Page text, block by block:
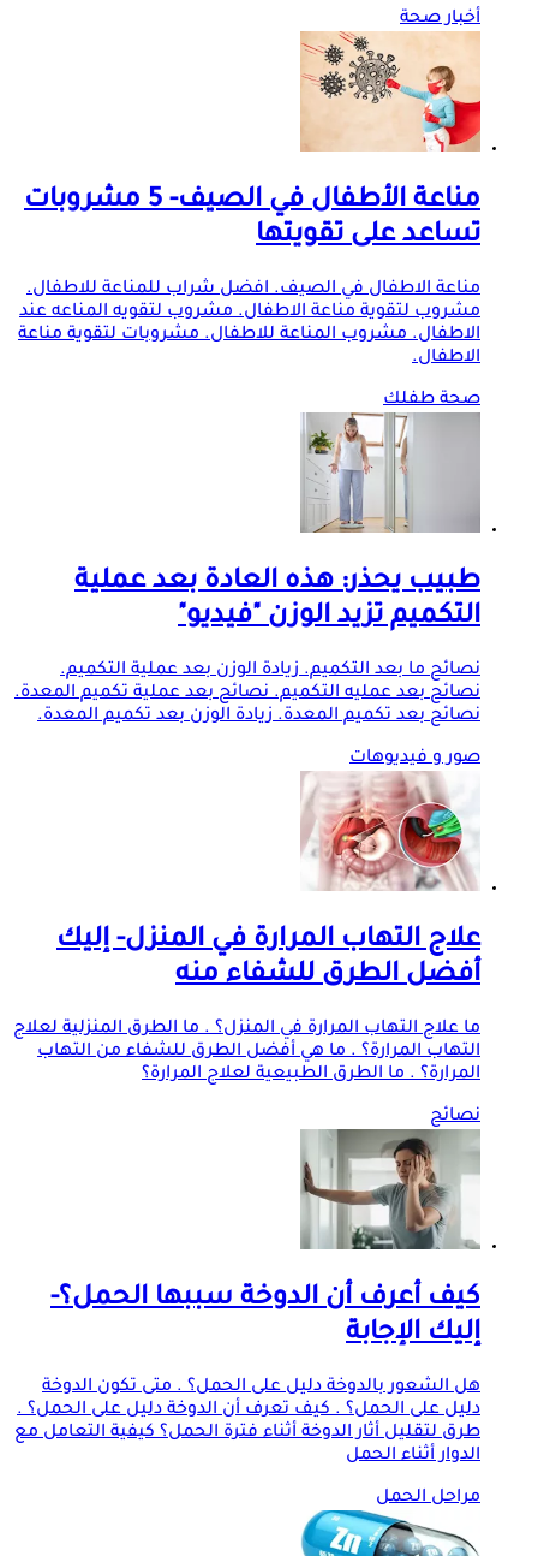
أخبار صحة
مناعة الأطفال في الصيف- 5 مشروبات
تساعد على تقويتها
مناعة الاطفال في الصيف. افضل شراب للمناعة للاطفال.
مشروب لتقوية مناعة الاطفال. مشروب لتقويه المناعه عند
الاطفال. مشروب المناعة للاطفال. مشروبات لتقوية مناعة
الاطفال.
صحة طفلك
طبيب يحذر: هذه العادة بعد عملية
التكميم تزيد الوزن "فيديو"
نصائح ما بعد التكميم. زيادة الوزن بعد عملية التكميم.
نصائح بعد عمليه التكميم. نصائح بعد عملية تكميم المعدة.
نصائح بعد تكميم المعدة. زيادة الوزن بعد تكميم المعدة.
صور و فيديوهات
علاج التهاب المرارة في المنزل- إليك
أفضل الطرق للشفاء منه
ما علاج التهاب المرارة في المنزل؟ . ما الطرق المنزلية لعلاج
التهاب المرارة؟ . ما هي أفضل الطرق للشفاء من التهاب
المرارة؟ . ما الطرق الطبيعية لعلاج المرارة؟
نصائح
كيف أعرف أن الدوخة سببها الحمل؟-
إليك الإجابة
هل الشعور بالدوخة دليل على الحمل؟ . متى تكون الدوخة
دليل على الحمل؟ . كيف تعرف أن الدوخة دليل على الحمل؟ .
طرق لتقليل أثار الدوخة أثناء فترة الحمل؟ كيفية التعامل مع
الدوار أثناء الحمل
مراحل الحمل